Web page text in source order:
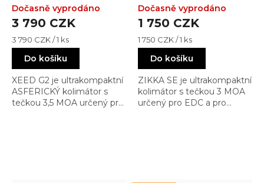
RED / 22x17)
3 790 CZK
Měrná
cena:
3 790 CZK / 1 ks
Do košíku
XEED G2 je ultrakompaktní
ASFERICKÝ kolimátor s
tečkou 3,5 MOA určený pro
Dočasně vyprodáno RED / 22x17)
1 750 CZK
Měrná
cena:
1 750 CZK / 1 ks
Do košíku
ZIKKA SE je ultrakompaktní
kolimátor s tečkou 3 MOA
určený pro EDC a pro
Dočasně vyprodáno